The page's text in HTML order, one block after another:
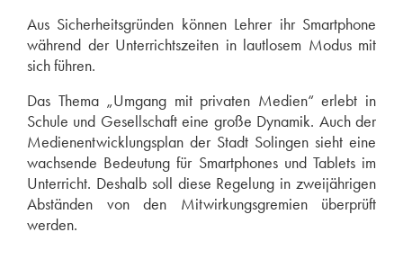
Aus Sicherheitsgründen können Lehrer ihr Smartphone
während der Unterrichtszeiten in lautlosem Modus mit
sich führen.
Das Thema „Umgang mit privaten Medien“ erlebt in
Schule und Gesellschaft eine große Dynamik. Auch der
Medienentwicklungsplan der Stadt Solingen sieht eine
wachsende Bedeutung für Smartphones und Tablets im
Unterricht. Deshalb soll diese Regelung in zweijährigen
Abständen von den Mitwirkungsgremien überprüft
werden.